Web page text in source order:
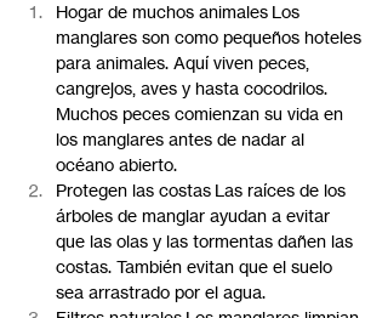
Hogar de muchos animales Los
manglares son como pequeños hoteles
para animales. Aquí viven peces,
cangrejos, aves y hasta cocodrilos.
Muchos peces comienzan su vida en
los manglares antes de nadar al
océano abierto.
Protegen las costas Las raíces de los
árboles de manglar ayudan a evitar
que las olas y las tormentas dañen las
costas. También evitan que el suelo
sea arrastrado por el agua.